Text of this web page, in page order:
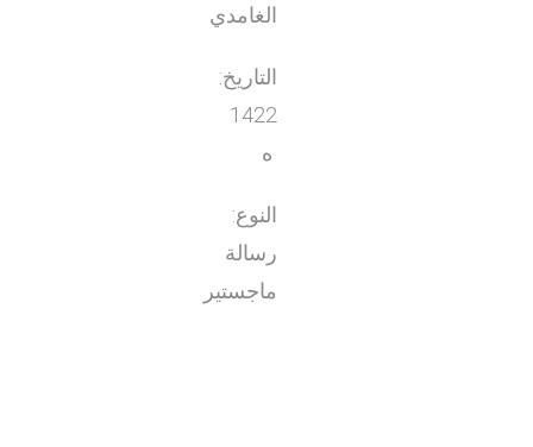
الغامدي
التاريخ:
1422
ه
النوع:
رسالة
ماجستير